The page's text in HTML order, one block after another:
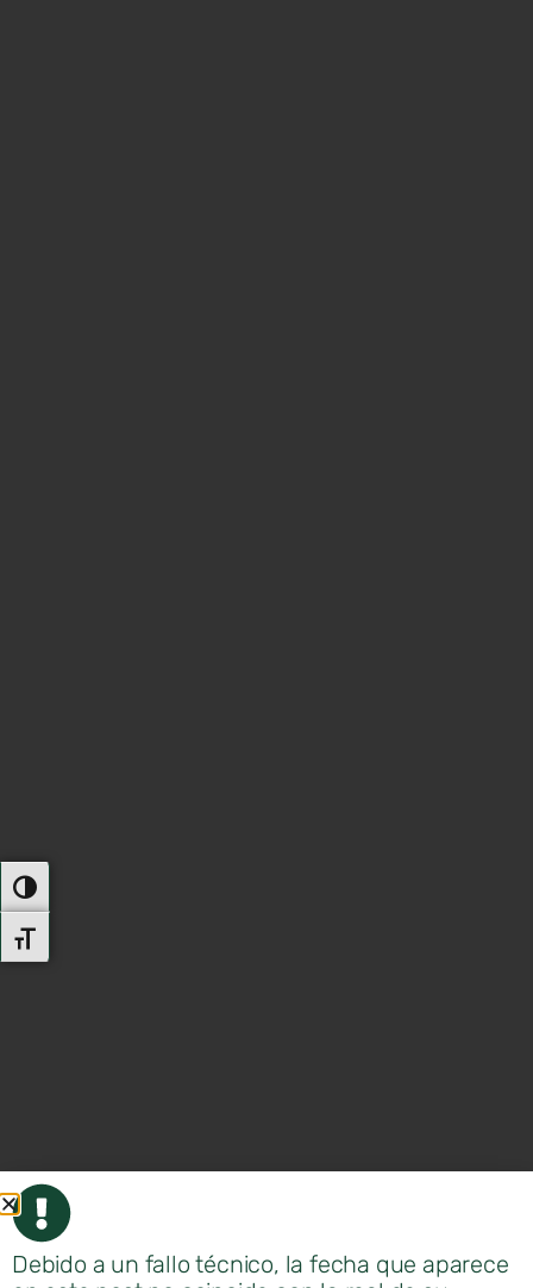
Alternar Alto Contraste
Alternar Tamaño De Letra
Debido a un fallo técnico, la fecha que aparece